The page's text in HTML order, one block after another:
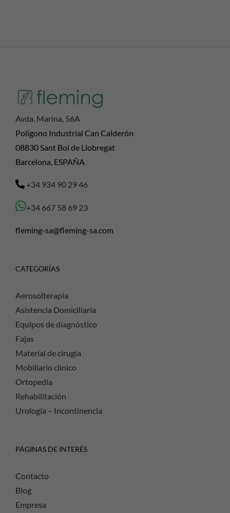
Avda. Marina, 56A
Polígono Industrial Can Calderón
08830 Sant Boi de Llobregat
Barcelona, ESPAÑA
+34 934 90 29 46
+34 667 58 69 23
fleming-sa@fleming-sa.com
CATEGORÍAS
Aerosolterapia
Asistencia Domiciliaria
Equipos de diagnóstico
Fajas
Material de cirugía
Mobiliario clínico
Ortopedia
Rehabilitación
Urología – Incontinencia
PÁGINAS DE INTERÉS
Contacto
Blog
Empresa